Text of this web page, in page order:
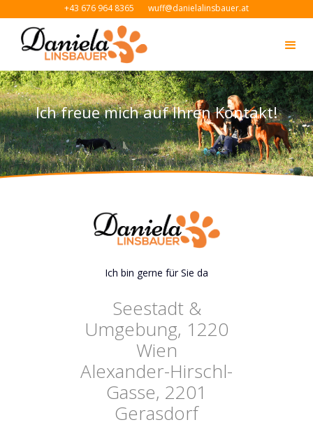
+43 676 964 8365 wuff@danielalinsbauer.at
Ich freue mich auf Ihren Kontakt!
Ich bin gerne für Sie da
Seestadt &
Umgebung, 1220
Wien
Alexander-Hirschl-
Gasse, 2201
Gerasdorf